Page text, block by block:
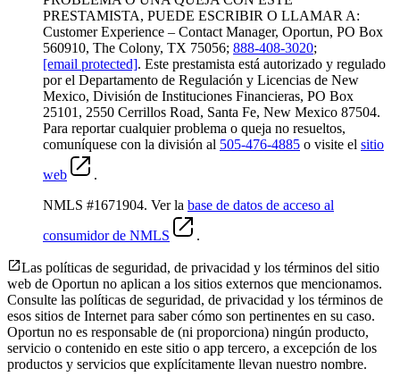
PRESTAMISTA, PUEDE ESCRIBIR O LLAMAR A:
Customer Experience – Contact Manager, Oportun, PO Box
560910, The Colony, TX 75056; 888-408-3020;
[email protected]. Este prestamista está autorizado y regulado
por el Departamento de Regulación y Licencias de New
Mexico, División de Instituciones Financieras, PO Box
25101, 2550 Cerrillos Road, Santa Fe, New Mexico 87504.
Para reportar cualquier problema o queja no resueltos,
comuníquese con la división al 505-476-4885 o visite el sitio
web
.
NMLS #1671904. Ver la base de datos de acceso al
consumidor de NMLS
.
Las políticas de seguridad, de privacidad y los términos del sitio
web de Oportun no aplican a los sitios externos que mencionamos.
Consulte las políticas de seguridad, de privacidad y los términos de
esos sitios de Internet para saber cómo son pertinentes en su caso.
Oportun no es responsable de (ni proporciona) ningún producto,
servicio o contenido en este sitio o app tercero, a excepción de los
productos y servicios que explícitamente llevan nuestro nombre.